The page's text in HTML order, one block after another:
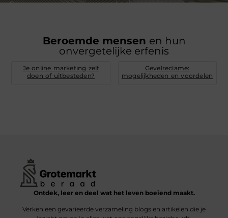
Beroemde mensen en hun
onvergetelijke erfenis
Je online marketing zelf
doen of uitbesteden?
Gevelreclame:
mogelijkheden en voordelen
Ontdek, leer en deel wat het leven boeiend maakt.
Verken een gevarieerde verzameling blogs en artikelen die je